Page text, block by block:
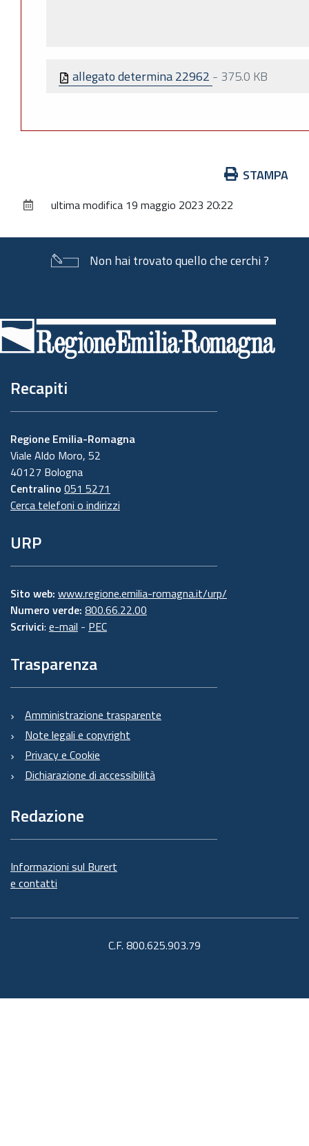
allegato determina 22962 - 375.0 KB
documento
STAMPA
ultima modifica 19 maggio 2023 20:22
Non hai trovato quello che cerchi ?
di
pagina
Recapiti
Regione Emilia-Romagna
Viale Aldo Moro, 52
40127 Bologna
Centralino 051 5271
Cerca telefoni o indirizzi
URP
Sito web: www.regione.emilia-romagna.it/urp/
Numero verde: 800.66.22.00
Scrivici: e-mail - PEC
Trasparenza
Amministrazione trasparente
Note legali e copyright
Privacy e Cookie
Dichiarazione di accessibilità
Redazione
Informazioni sul Burert
e contatti
C.F. 800.625.903.79